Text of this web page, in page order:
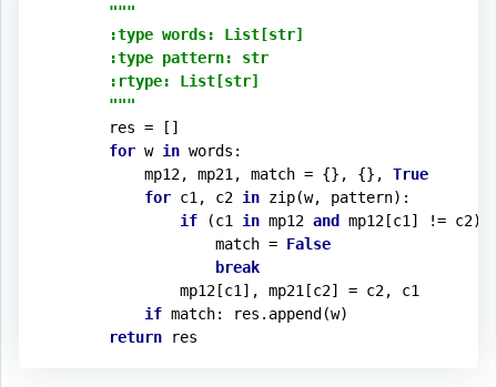
"""
        :type words: List[str]
        :type pattern: str
        :rtype: List[str]
        """
        res = []
for w in words:
            mp12, mp21, match = {}, {},
True
for c1, c2 in zip(w, pattern):
if (c1 in mp12 and mp12[c1] != c2)
                    match =
False
break
                mp12[c1], mp21[c2] = c2, c1
if match: res.append(w)
return res